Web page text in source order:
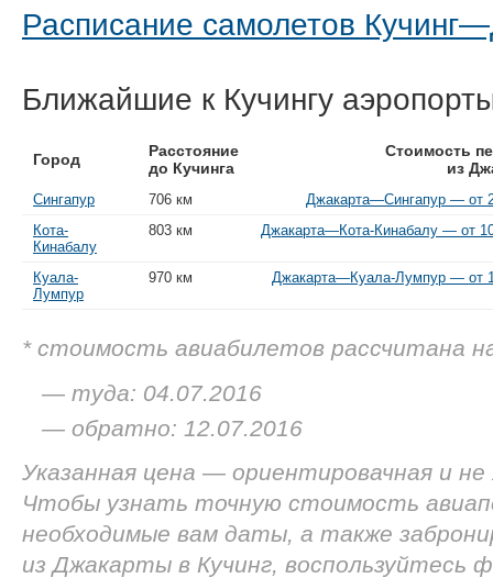
Расписание самолетов
Ближайшие к Кучингу
Город
Расстояние
до Кучинга
Стоимость
из
Сингапур 706 км
Джакарта—Сингапур — от
Кота-
Кинабалу
803 км Джакарта—Кота-Кинабалу — от
Куала-
Лумпур
970 км Джакарта—Куала-Лумпур — от
* стоимость авиабилетов рассчитана
— туда: 04.07.2016
— обратно: 12.07.2016
Указанная цена — ориентировачная и
Чтобы узнать точную стоимость
необходимые вам даты, а также
из Джакарты в Кучинг, воспользуйтесь